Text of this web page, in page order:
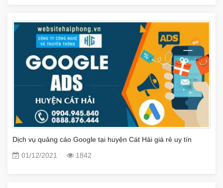
Dịch vụ quảng cáo Google tại huyện Cát Hải giá rẻ uy tín
01/12/2021
1842